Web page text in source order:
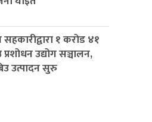
१ करोड ४१
उद्योग सञ्चालन,
उत्पादन सुरु